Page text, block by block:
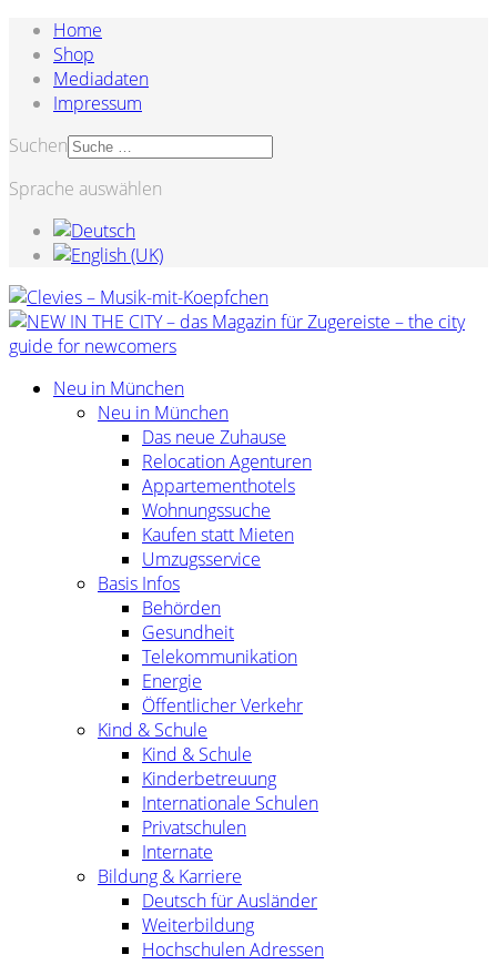
Home
Shop
Mediadaten
Impressum
Suchen
Sprache auswählen
Neu in München
Neu in München
Das neue Zuhause
Relocation Agenturen
Appartementhotels
Wohnungssuche
Kaufen statt Mieten
Umzugsservice
Basis Infos
Behörden
Gesundheit
Telekommunikation
Energie
Öffentlicher Verkehr
Kind & Schule
Kind & Schule
Kinderbetreuung
Internationale Schulen
Privatschulen
Internate
Bildung & Karriere
Deutsch für Ausländer
Weiterbildung
Hochschulen Adressen